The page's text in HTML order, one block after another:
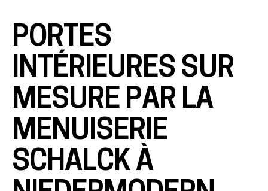
PORTES
INTÉRIEURES SUR
MESURE PAR LA
MENUISERIE
SCHALCK À